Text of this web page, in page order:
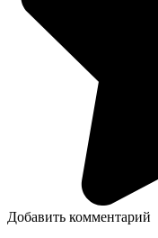
Добавить комментарий